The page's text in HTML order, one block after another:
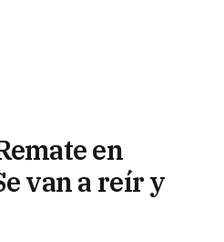
en
van a reír y